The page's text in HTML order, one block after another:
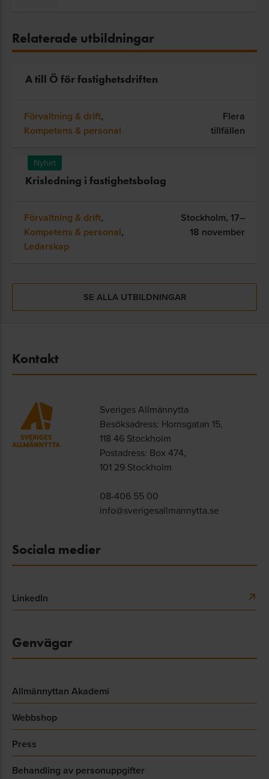
Relaterade utbildningar
A till Ö för fastighetsdriften
Förvaltning & drift,
Kompetens & personal
Flera
tillfällen
Nyhet
Krisledning i fastighetsbolag
Förvaltning & drift,
Kompetens & personal,
Ledarskap
Stockholm, 17–
18 november
SE ALLA UTBILDNINGAR
Kontakt
Sveriges Allmännytta
Besöksadress: Hornsgatan 15,
118 46 Stockholm
Postadress: Box 474,
101 29 Stockholm
08-406 55 00
info@sverigesallmannytta.se
Sociala medier
LinkedIn
Genvägar
Allmännyttan Akademi
Webbshop
Press
Behandling av personuppgifter